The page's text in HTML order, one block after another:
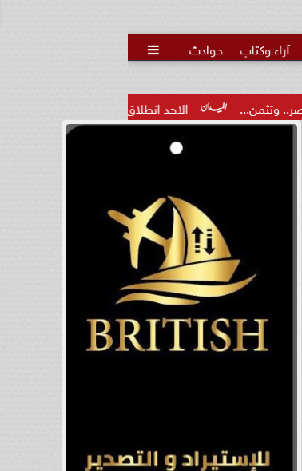
آراء وكتاب حوادث 
الاحد انطلاق  المرحلة الاولى لمشروع نيابي بحزب الوعي